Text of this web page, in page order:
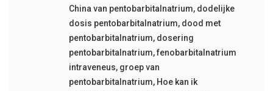
China van pentobarbitalnatrium, dodelijke
dosis pentobarbitalnatrium, dood met
pentobarbitalnatrium, dosering
pentobarbitalnatrium,fenobarbitalnatrium
intraveneus, groep van
pentobarbitalnatrium, Hoe kan ik